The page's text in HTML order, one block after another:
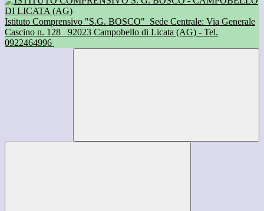
Istituto Comprensivo "S.G. BOSCO" Sede Centrale: Via Generale
Cascino n. 128
92023 Campobello di Licata (AG) - Tel.
0922464996